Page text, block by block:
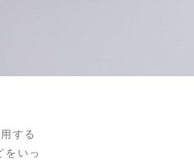
する
いっ